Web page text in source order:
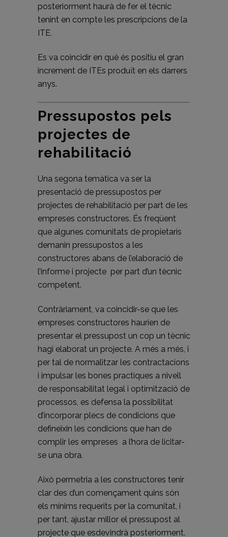
posteriorment haurà de fer el tècnic
tenint en compte les prescripcions de la
ITE.
Es va coincidir en què és positiu el gran
increment de ITEs produït en els darrers
anys.
Pressupostos pels
projectes de
rehabilitació
Una segona temàtica va ser la
presentació de pressupostos per
projectes de rehabilitació per part de les
empreses constructores. És freqüent
que algunes comunitats de propietaris
demanin pressupostos a les
constructores abans de l’elaboració de
l’informe i projecte per part d’un tècnic
competent.
Contràriament, va coincidir-se que les
empreses constructores haurien de
presentar el pressupost un cop un tècnic
hagi elaborat un projecte. A més a més, i
per tal de normalitzar les contractacions
i impulsar les bones practiques a nivell
de responsabilitat legal i optimització de
processos, es defensa la possibilitat
d’incorporar plecs de condicions que
defineixin les condicions que han de
complir les empreses a l’hora de licitar-
se una obra.
Això permetria a les constructores tenir
clar des d’un començament quins són
els mínims requerits per la comunitat, i
per tant, ajustar millor el pressupost al
projecte que esdevindrà posteriorment.